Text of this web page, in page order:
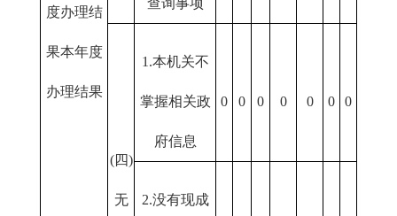
度办理结
果本年度
办理结果
(四)
无
1.本机关不
掌握相关政
府信息
0 0 0 0 0 0 0
2.没有现成